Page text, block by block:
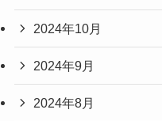
2024年10月
2024年9月
2024年8月